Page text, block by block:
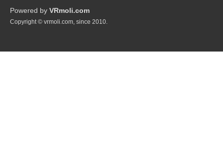
Powered by VRmoli.com
Copyright © vrmoli.com, since 2010.